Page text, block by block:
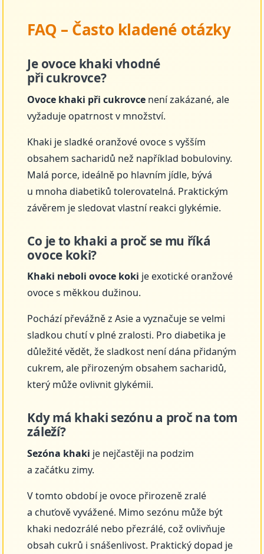
FAQ – Často kladené otázky
Je ovoce khaki vhodné
při cukrovce?
Ovoce khaki při cukrovce není zakázané, ale
vyžaduje opatrnost v množství.
Khaki je sladké oranžové ovoce s vyšším
obsahem sacharidů než například bobuloviny.
Malá porce, ideálně po hlavním jídle, bývá
u mnoha diabetiků tolerovatelná. Praktickým
závěrem je sledovat vlastní reakci glykémie.
Co je to khaki a proč se mu říká
ovoce koki?
Khaki neboli ovoce koki je exotické oranžové
ovoce s měkkou dužinou.
Pochází převážně z Asie a vyznačuje se velmi
sladkou chutí v plné zralosti. Pro diabetika je
důležité vědět, že sladkost není dána přidaným
cukrem, ale přirozeným obsahem sacharidů,
který může ovlivnit glykémii.
Kdy má khaki sezónu a proč na tom
záleží?
Sezóna khaki je nejčastěji na podzim
a začátku zimy.
V tomto období je ovoce přirozeně zralé
a chuťově vyvážené. Mimo sezónu může být
khaki nedozrálé nebo přezrálé, což ovlivňuje
obsah cukrů i snášenlivost. Praktický dopad je